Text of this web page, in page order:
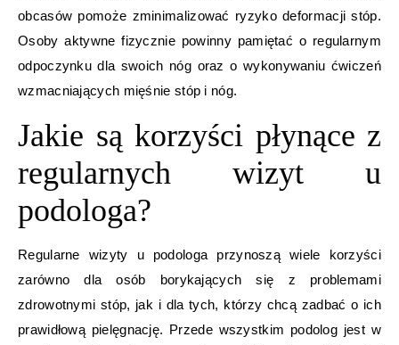
obcasów pomoże zminimalizować ryzyko deformacji stóp.
Osoby aktywne fizycznie powinny pamiętać o regularnym
odpoczynku dla swoich nóg oraz o wykonywaniu ćwiczeń
wzmacniających mięśnie stóp i nóg.
Jakie są korzyści płynące z
regularnych wizyt u
podologa?
Regularne wizyty u podologa przynoszą wiele korzyści
zarówno dla osób borykających się z problemami
zdrowotnymi stóp, jak i dla tych, którzy chcą zadbać o ich
prawidłową pielęgnację. Przede wszystkim podolog jest w